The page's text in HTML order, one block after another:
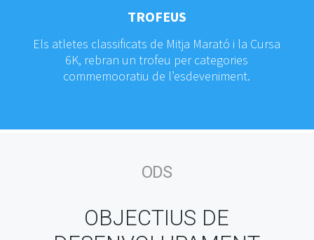
TROFEUS
Els atletes classificats de Mitja Marató i la Cursa
6K, rebran un trofeu per categories
commemooratiu de l’esdeveniment.
ODS
OBJECTIUS DE